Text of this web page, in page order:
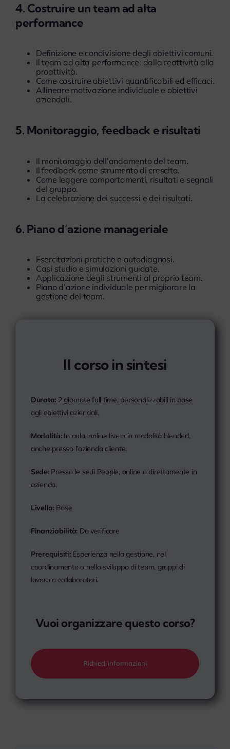
4. Costruire un team ad alta
performance
Definizione e condivisione degli obiettivi comuni.
Il team ad alta performance: dalla reattività alla
proattività.
Come costruire obiettivi quantificabili ed efficaci.
Allineare motivazione individuale e obiettivi
aziendali.
5. Monitoraggio, feedback e risultati
Il monitoraggio dell’andamento del team.
Il feedback come strumento di crescita.
Come leggere comportamenti, risultati e segnali
del gruppo.
La celebrazione dei successi e dei risultati.
6. Piano d’azione manageriale
Esercitazioni pratiche e autodiagnosi.
Casi studio e simulazioni guidate.
Applicazione degli strumenti al proprio team.
Piano d’azione individuale per migliorare la
gestione del team.
Il corso in sintesi
Durata: 2 giornate full time, personalizzabili in base
agli obiettivi aziendali.
Modalità:In aula, online live o in modalità blended,
anche presso l’azienda cliente.
Sede:Presso le sedi People, online o direttamente in
azienda.
Livello:Base
Finanziabilità: Da verificare
Prerequisiti:Esperienza nella gestione, nel
coordinamento o nello sviluppo di team, gruppi di
lavoro o collaboratori.
Vuoi organizzare questo corso?
Richiedi informazioni